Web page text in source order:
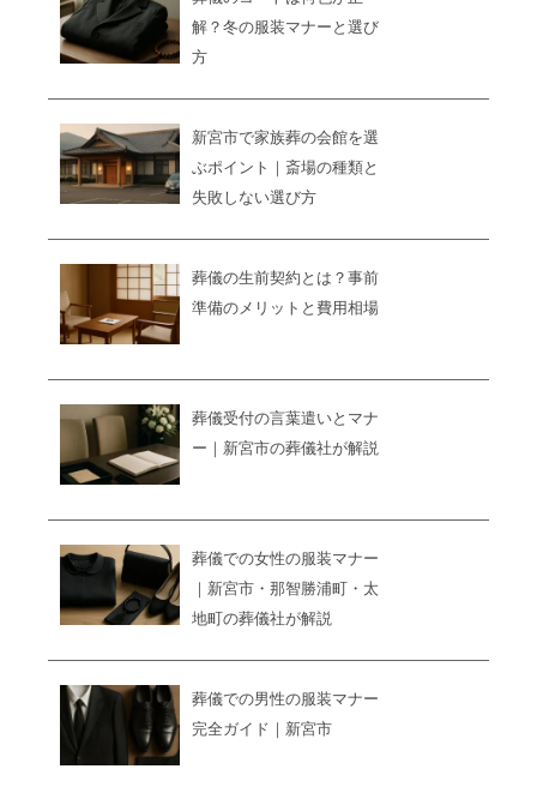
解？冬の服装マナーと選び
方
新宮市で家族葬の会館を選
ぶポイント｜斎場の種類と
失敗しない選び方
葬儀の生前契約とは？事前
準備のメリットと費用相場
葬儀受付の言葉遣いとマナ
ー｜新宮市の葬儀社が解説
葬儀での女性の服装マナー
｜新宮市・那智勝浦町・太
地町の葬儀社が解説
葬儀での男性の服装マナー
完全ガイド｜新宮市